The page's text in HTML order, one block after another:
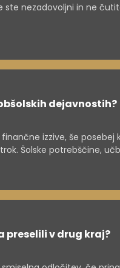
nezadovoljni in ne
dejavnostih?
izzive, še posebej
Šolske potrebščine,
kakovostno izkušnjo
preselili v drug kraj?